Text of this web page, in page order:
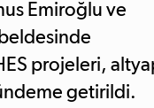
Emiroğlu ve
projeleri,
getirildi.